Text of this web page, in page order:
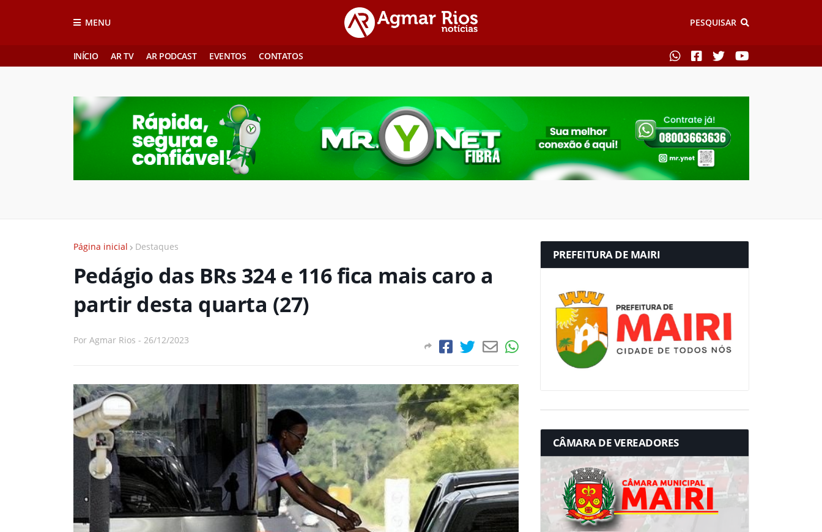
MENU PESQUISAR
INÍCIO AR TV AR PODCAST EVENTOS CONTATOS
Página inicial Destaques
Pedágio das BRs 324 e 116 fica mais caro a
partir desta quarta (27)
Por Agmar Rios - 26/12/2023
PREFEITURA DE MAIRI
CÂMARA DE VEREADORES